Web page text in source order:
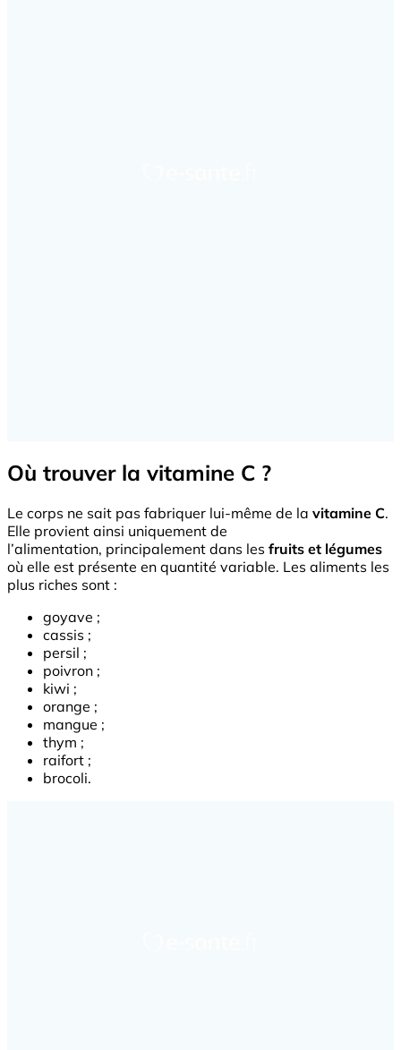
Où trouver la vitamine C ?
Le corps ne sait pas fabriquer lui-même de la vitamine C.
Elle provient ainsi uniquement de
l’alimentation, principalement dans les fruits et légumes
où elle est présente en quantité variable. Les aliments les
plus riches sont :
goyave ;
cassis ;
persil ;
poivron ;
kiwi ;
orange ;
mangue ;
thym ;
raifort ;
brocoli.